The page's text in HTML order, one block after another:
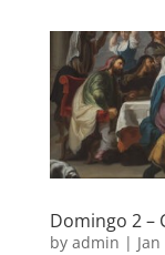
Domingo 2 –
by admin |